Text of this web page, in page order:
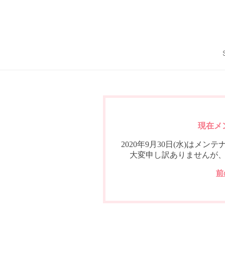
現在メ
2020年9月30日(水)はメンテ
大変申し訳ありませんが
前